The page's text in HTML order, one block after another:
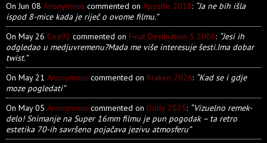
On Jun 08 Anonymous commented on Apostle 2018: “Ja ne bih išla
ispod 8-mice kada je riječ o ovome filmu.”
On May 26 Coa92 commented on Final Destination 3 2006: “Jesi ih
odgledao u medjuvremenu?Mada me više interesuje šesti.Ima dobar
twist.”
On May 21 Anonymous commented on Kraken 2026: “Kad se i gdje
moze pogledati”
On May 05 Anonymous commented on Dolly 2025: “Vizuelno remek-
delo! Snimanje na Super 16mm filmu je pun pogodak – ta retro
estetika 70-ih savršeno pojačava jezivu atmosferu”